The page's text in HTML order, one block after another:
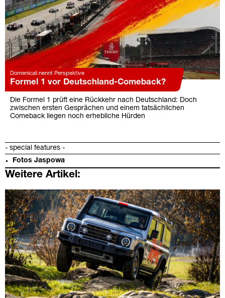
Domenicali nennt Perspektive
Formel 1 vor Deutschland-Comeback?
Die Formel 1 prüft eine Rückkehr nach Deutschland: Doch
zwischen ersten Gesprächen und einem tatsächlichen
Comeback liegen noch erhebliche Hürden
- special features -
Fotos Jaspowa
Weitere Artikel: